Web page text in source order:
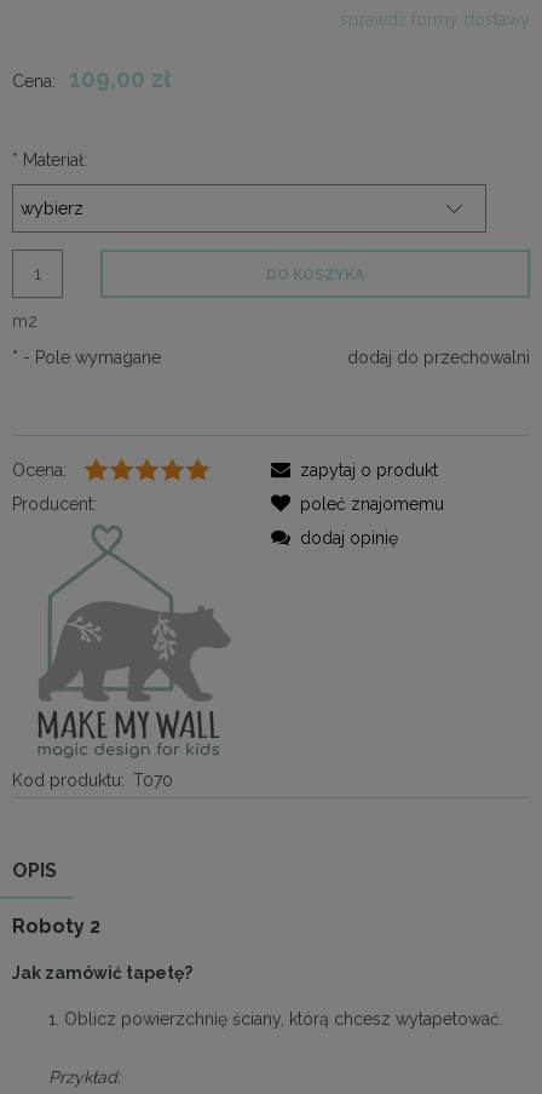
sprawdź formy dostawy
Cena: 109,00 zł
* Materiał:
m2
DO KOSZYKA
dodaj do przechowalni
* - Pole wymagane
Ocena:
Producent:
Kod produktu: T070
zapytaj o produkt
poleć znajomemu
dodaj opinię
OPIS
Roboty 2
Jak zamówić tapetę?
1. Oblicz powierzchnię ściany, którą chcesz wytapetować.
Przykład: